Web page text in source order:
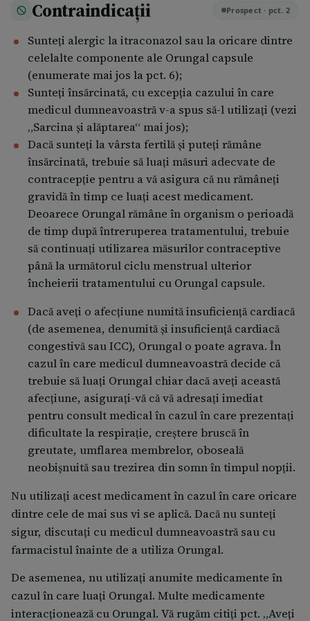
administrarea Orungal capsule sau nu trebuie
administrate mai repede de 2 ore după administrarea
Orungal capsule. Din acelaşi motiv, dacă utilizaţi
medicamente care opresc producerea de acid în
stomac, trebuie să luaţi Orungal capsule împreună cu
o băutură nedietetică de tip cola.  Cât Orungal
trebuie să luaţi şi pentru ce perioadă de timp, depinde
de tipul de ciupercă şi de locul infecţiei. Medicul
dumneavoastră vă va spune ce trebuie să faceţi.
Candidoză vaginală 2 capsule pe zi – o singură zi.
Dermatomicoză Doza depinde de infecţia
dumneavoastră. Medicul dumneavoastră vă va spune
cum trebuie administrat:  2 capsule pe zi timp de 7
capsulă pe zi timp de 30 zile
Tinea palmo-plantară 1 capsulă pe zi timp de 30 de
zile.
Pitiriasis versicolor 2 capsule pe zi timp de 7 zile.
Tinea corporis, tinea cruris 1 capsulă pe zi timp de 15
zile sau 200 mg timp de 7 zile.
Candidoză orofaringiană 1 capsulă pe zi timp de 15
Micoza unghiilor 2 capsule pe zi timp de 3 luni.
Aspergiloză, criptococoză, histoplasmoză, profilaxia
în neutropenie, asociat tratamentului SIDA 2 capsule
pe zi. Durata tratamentului va fi stabilită de medic în
funcție de răspunsul la tratament.
Contraindicații Prospect · pct. 2
Sunteţi alergic la itraconazol sau la oricare dintre
celelalte componente ale Orungal capsule
(enumerate mai jos la pct. 6);
Sunteţi însărcinată, cu excepţia cazului în care
medicul dumneavoastră v-a spus să-l utilizaţi (vezi
„Sarcina şi alăptarea“ mai jos);
Dacă sunteţi la vârsta fertilă şi puteţi rămâne
însărcinată, trebuie să luaţi măsuri adecvate de
contracepţie pentru a vă asigura că nu rămâneţi
gravidă în timp ce luaţi acest medicament.
Deoarece Orungal rămâne în organism o perioadă
de timp după întreruperea tratamentului, trebuie
să continuaţi utilizarea măsurilor contraceptive
până la următorul ciclu menstrual ulterior
încheierii tratamentului cu Orungal capsule.
Dacă aveţi o afecţiune numită insuficienţă cardiacă
(de asemenea, denumită şi insuficienţă cardiacă
congestivă sau ICC), Orungal o poate agrava. În
cazul în care medicul dumneavoastră decide că
trebuie să luaţi Orungal chiar dacă aveţi această
afecţiune, asiguraţi-vă că vă adresaţi imediat
pentru consult medical în cazul în care prezentaţi
dificultate la respiraţie, creştere bruscă în
greutate, umflarea membrelor, oboseală
neobişnuită sau trezirea din somn în timpul nopţii.
Nu utilizaţi acest medicament în cazul în care oricare
dintre cele de mai sus vi se aplică. Dacă nu sunteţi
sigur, discutaţi cu medicul dumneavoastră sau cu
farmacistul înainte de a utiliza Orungal.
De asemenea, nu utilizaţi anumite medicamente în
cazul în care luaţi Orungal. Multe medicamente
interacţionează cu Orungal. Vă rugăm citiţi pct. „Aveţi